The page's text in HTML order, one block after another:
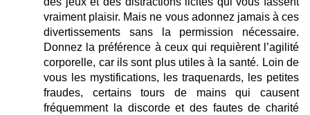
vraiment plaisir. Mais ne vous adonnez jamais à ces
divertissements sans la permission nécessaire.
Donnez la préférence à ceux qui requièrent l’agilité
corporelle, car ils sont plus utiles à la santé. Loin de
vous les mystifications, les traquenards, les petites
fraudes, certains tours de mains qui causent
fréquemment la discorde et des fautes de charité